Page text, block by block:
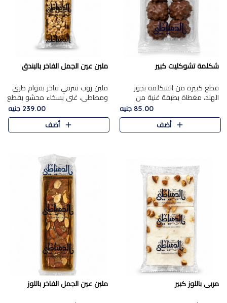
شكلمة تشوكليت كبير
قطع كبيرة من الشكلمة بجوز
الهند، مغطاة بطبقة غنية من
الشوكولاتة الفاخرة لتجمع بين
القوام الطري من الداخل مركز جوز
الهند المطاطي والمذاق الغن..
85.00 جنيه
أضف
ملبن عين الجمل الفاخر بالبندق
ملبن روب شرقي فاخر بقوام طري
ومطاطي، غني بسخاء محشو بقطع
عين الجمل والبندق المحمص التي
تضيف قرمشة مميزة مُرضية
ونكهة جوزية غنية في كل
239.00 جنيه
أضف
مربى باللوز كبير ملبن عين الجمل الفاخر باللوز